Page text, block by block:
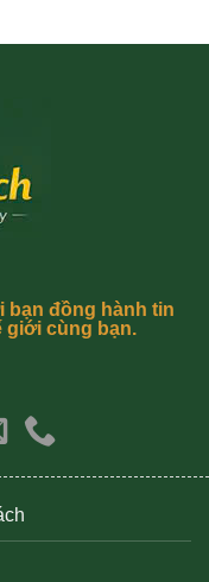
bạn đồng hành tin
giới cùng bạn.